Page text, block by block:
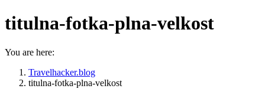
titulna-fotka-plna-velkost
You are here:
Travelhacker.blog
titulna-fotka-plna-velkost